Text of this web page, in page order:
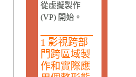
從虛擬製作
(VP) 開始。
1 影視跨部
門跨區域製
作和實際應